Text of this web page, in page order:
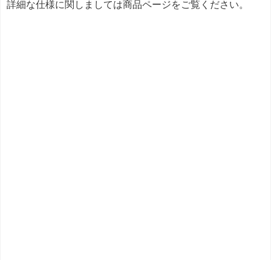
詳細な仕様に関しましては商品ページをご覧ください。